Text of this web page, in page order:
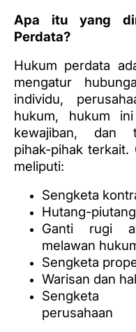
Apa itu yang
Perdata?
Hukum perdata
mengatur
individu,
hukum, hukum
kewajiban, dan
pihak-pihak terkait.
meliputi:
Sengketa
Hutang-
Ganti rugi
melawan
Sengketa
Warisan dan
Sengketa
perusahaan